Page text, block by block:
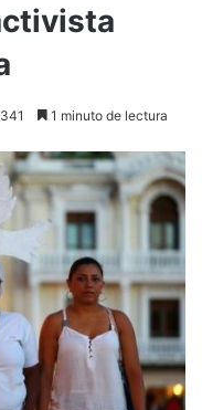
341 1 minuto de lectura